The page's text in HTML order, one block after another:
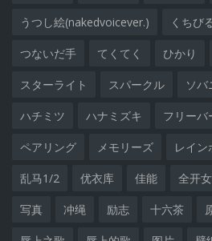
うつし絵(nakedvoicever.) くちび
つないだ手 てくてく ひかり
スターライト スパークル ソバ
ハチミツ ハナミズキ フリーバ
ペアリング メモリーズ レイン
乱马1/2 优衣库 佳能 全开
写真 冲绳 励志 十六茶